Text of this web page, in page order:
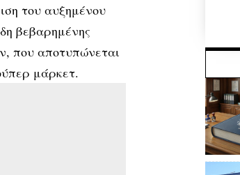
του αυξημένου
βεβαρημένης
που αποτυπώνεται
μάρκετ.